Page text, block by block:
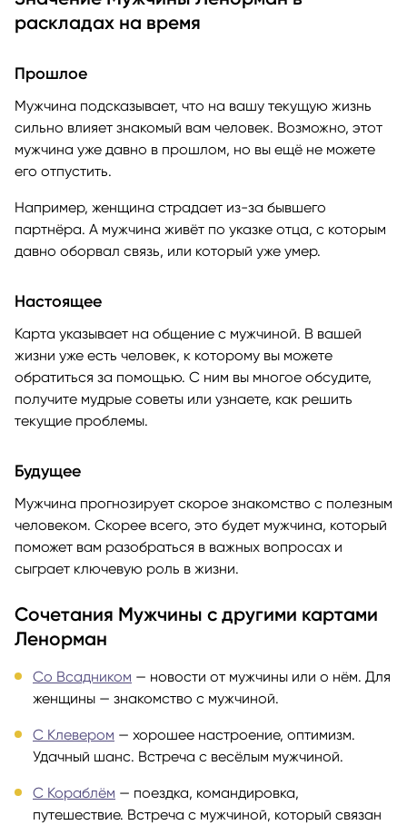
раскладах на время
Прошлое
Мужчина подсказывает, что на вашу текущую жизнь
сильно влияет знакомый вам человек. Возможно, этот
мужчина уже давно в прошлом, но вы ещё не можете
его отпустить.
Например, женщина страдает из-за бывшего
партнёра. А мужчина живёт по указке отца, с которым
давно оборвал связь, или который уже умер.
Настоящее
Карта указывает на общение с мужчиной. В вашей
жизни уже есть человек, к которому вы можете
обратиться за помощью. С ним вы многое обсудите,
получите мудрые советы или узнаете, как решить
текущие проблемы.
Будущее
Мужчина прогнозирует скорое знакомство с полезным
человеком. Скорее всего, это будет мужчина, который
поможет вам разобраться в важных вопросах и
сыграет ключевую роль в жизни.
Сочетания Мужчины с другими картами
Ленорман
Со Всадником — новости от мужчины или о нём. Для
женщины — знакомство с мужчиной.
С Клевером — хорошее настроение, оптимизм.
Удачный шанс. Встреча с весёлым мужчиной.
С Кораблём — поездка, командировка,
путешествие. Встреча с мужчиной, который связан